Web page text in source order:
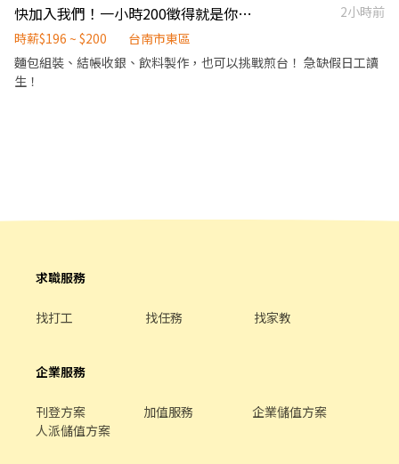
他區域也歡迎直接私訊詢問! 🔥 搶手熱缺異動極快, 優質好缺錯過就
方 "立即應徵", 顧問線上馬上回覆安排面試! 或搜尋官方帳號:
@922vyxod (一定要加 @ 喔) 加入後請按照格式留言, 專員第一時間
處理! 🚫 求職完全免收費 🤝 安心上工有保障
桌整理 6.甜點盤、杯器清洗 7.廁所及用餐環境打掃維護 《相關福
利》 1.勞健保 2.聚餐 3.小費分紅 4.店內飲料餐點可以自己弄來吃 5.
老闆老闆娘如果出國回來會有小禮物🤣 ⭐️我們目前暫時訂定每週
一、二公休。 其實工作內容都和外面餐廳大同小異 但我們對於「食
快加入我們！一小時200徵得就是你！！！
2小時前
時薪$196 ~ $200
台南市東區
麵包組裝、結帳收銀、飲料製作，也可以挑戰煎台！ 急缺假日工讀
生！
求職服務
找打工 找任務 找家教
企業服務
刊登方案 加值服務
企業儲值方案
人派儲值方案